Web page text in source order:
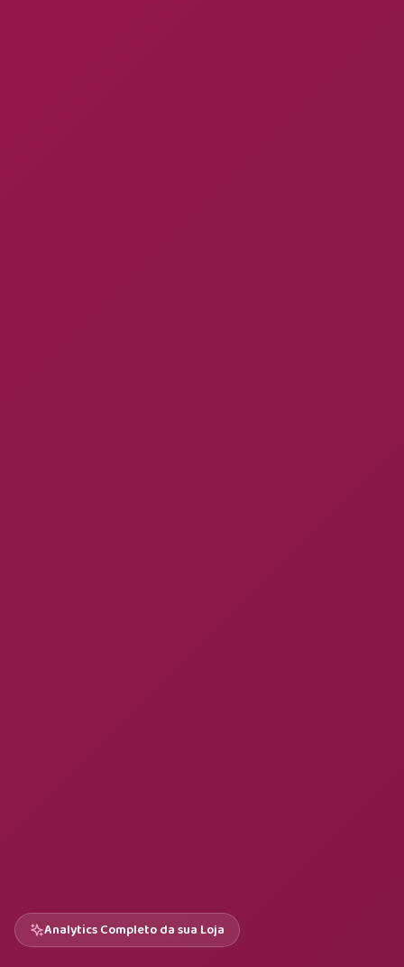
Analytics Completo da sua Loja